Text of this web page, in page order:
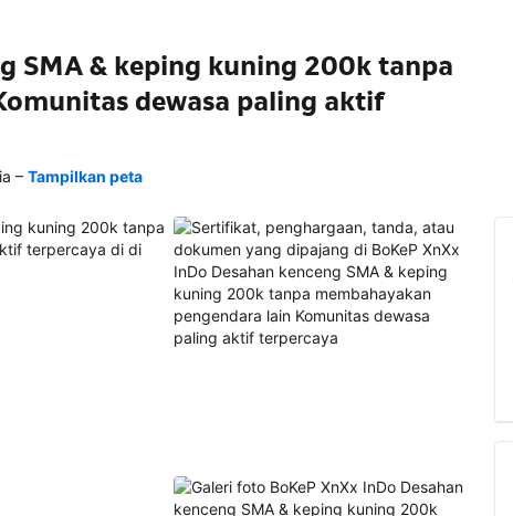
SMA & keping kuning 200k tanpa
dewasa paling aktif
– Tampilkan peta